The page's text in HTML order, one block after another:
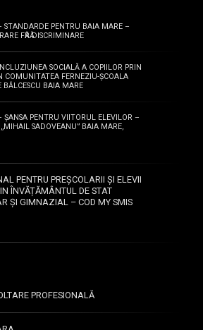
PENTRU BAIA MARE –
FӐRӐ DISCRIMINARE
SOCIALĂ A COPIILOR PRIN
COMUNITATEA FERNEZIU-ȘCOALA
BAIA MARE
ȘANSA PENTRU VIITORUL ELEVILOR –
SADOVEANU” BAIA MARE,
PENTRU PREȘCOLARII ȘI ELEVII
ÎNVĂȚĂMÂNTUL DE STAT
ȘI GIMNAZIAL – COD MY SMIS
PROFESIONALĂ